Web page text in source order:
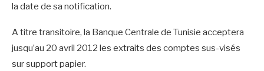
la date de sa notification.
A titre transitoire, la Banque Centrale de Tunisie acceptera
jusqu’au 20 avril 2012 les extraits des comptes sus-visés
sur support papier.